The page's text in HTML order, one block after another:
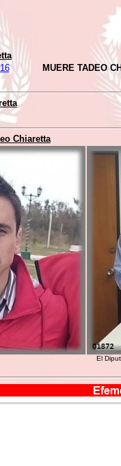
MUERE TADEO
Chiaretta
El